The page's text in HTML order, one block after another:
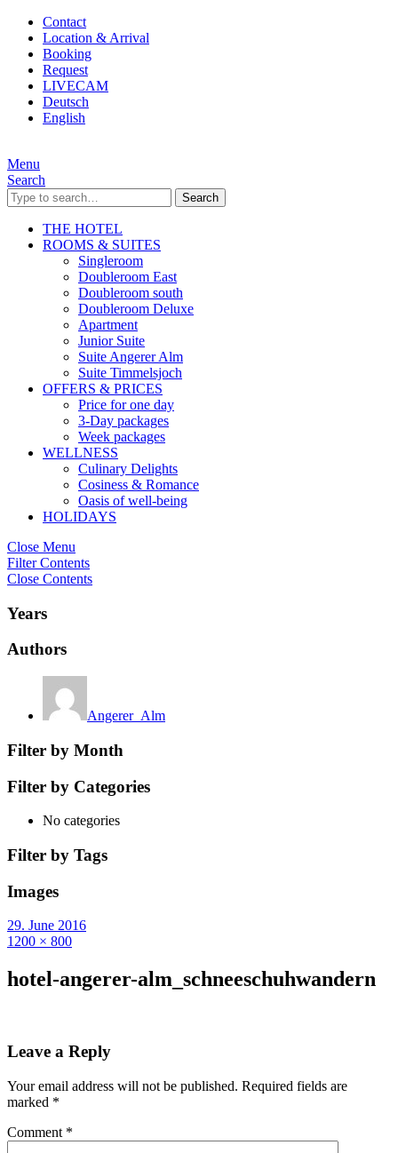
Contact
Location & Arrival
Booking
Request
LIVECAM
Deutsch
English
Menu
Search
Search
THE HOTEL
ROOMS & SUITES
Singleroom
Doubleroom East
Doubleroom south
Doubleroom Deluxe
Apartment
Junior Suite
Suite Angerer Alm
Suite Timmelsjoch
OFFERS & PRICES
Price for one day
3-Day packages
Week packages
WELLNESS
Culinary Delights
Cosiness & Romance
Oasis of well-being
HOLIDAYS
Close Menu
Filter Contents
Close Contents
Years
Authors
Angerer_Alm
Filter by Month
Filter by Categories
No categories
Filter by Tags
Images
29. June 2016
1200 × 800
hotel-angerer-alm_schneeschuhwandern
Leave a Reply
Your email address will not be published. Required fields are
marked *
Comment *